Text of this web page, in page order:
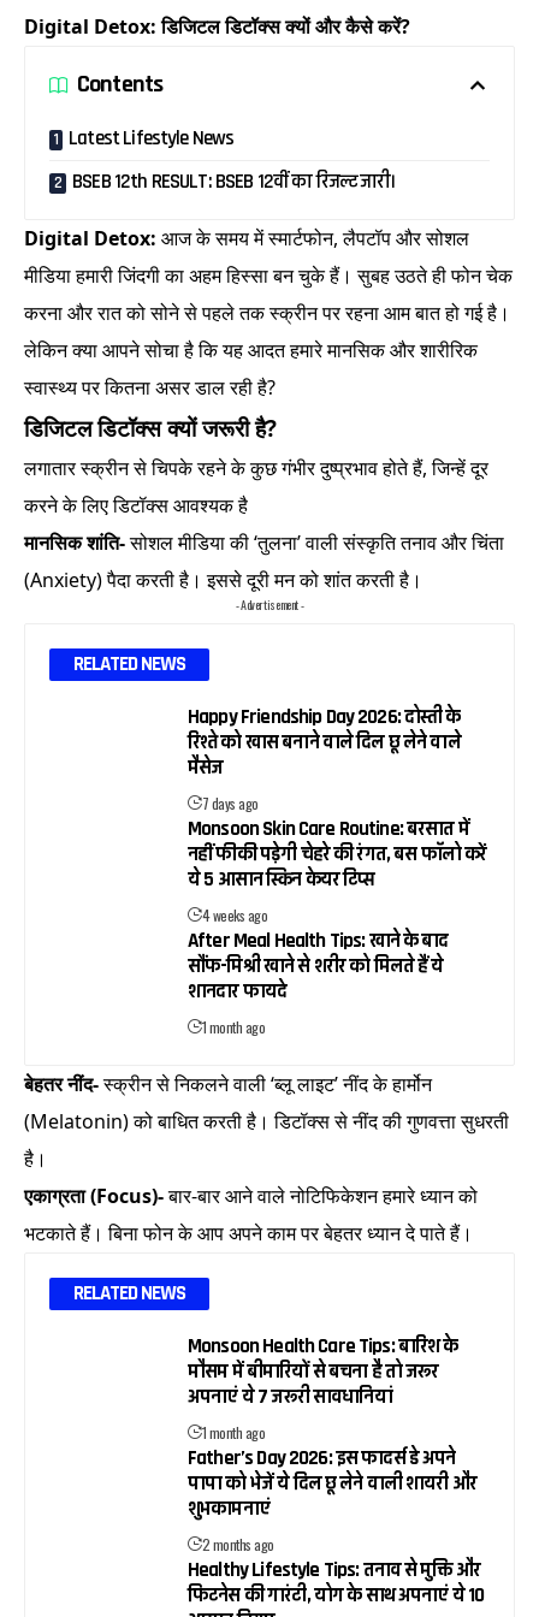
Digital Detox: डिजिटल डिटॉक्स क्यों और कैसे करें?
Contents
Latest Lifestyle News
BSEB 12th RESULT: BSEB 12वीं का रिजल्ट जारी।
Digital Detox: आज के समय में स्मार्टफोन, लैपटॉप और सोशल
मीडिया हमारी जिंदगी का अहम हिस्सा बन चुके हैं। सुबह उठते ही फोन चेक
करना और रात को सोने से पहले तक स्क्रीन पर रहना आम बात हो गई है।
लेकिन क्या आपने सोचा है कि यह आदत हमारे मानसिक और शारीरिक
स्वास्थ्य पर कितना असर डाल रही है?
डिजिटल डिटॉक्स क्यों जरूरी है?
लगातार स्क्रीन से चिपके रहने के कुछ गंभीर दुष्प्रभाव होते हैं, जिन्हें दूर
करने के लिए डिटॉक्स आवश्यक है
मानसिक शांति-सोशल मीडिया की ‘तुलना’ वाली संस्कृति तनाव और चिंता
(Anxiety) पैदा करती है। इससे दूरी मन को शांत करती है।
- Advertisement -
RELATED NEWS
Happy Friendship Day 2026: दोस्ती के
रिश्ते को खास बनाने वाले दिल छू लेने वाले
मैसेज
7 days ago
Monsoon Skin Care Routine: बरसात में
नहीं फीकी पड़ेगी चेहरे की रंगत, बस फॉलो करें
ये 5 आसान स्किन केयर टिप्स
4 weeks ago
After Meal Health Tips: खाने के बाद
सौंफ-मिश्री खाने से शरीर को मिलते हैं ये
शानदार फायदे
1 month ago
बेहतर नींद-स्क्रीन से निकलने वाली ‘ब्लू लाइट’ नींद के हार्मोन
(Melatonin) को बाधित करती है। डिटॉक्स से नींद की गुणवत्ता सुधरती
है।
एकाग्रता (Focus)-बार-बार आने वाले नोटिफिकेशन हमारे ध्यान को
भटकाते हैं। बिना फोन के आप अपने काम पर बेहतर ध्यान दे पाते हैं।
RELATED NEWS
Monsoon Health Care Tips: बारिश के
मौसम में बीमारियों से बचना है तो जरूर
अपनाएं ये 7 जरूरी सावधानियां
1 month ago
Father’s Day 2026: इस फादर्स डे अपने
पापा को भेजें ये दिल छू लेने वाली शायरी और
शुभकामनाएं
2 months ago
Healthy Lifestyle Tips: तनाव से मुक्ति और
फिटनेस की गारंटी, योग के साथ अपनाएं ये 10